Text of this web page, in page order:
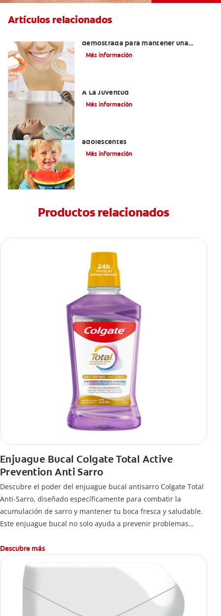
Artículos relacionados
demostrada para mantener una
sonrisa derecha
Más información
A La Juventud
Más información
adolescentes
Más información
Productos relacionados
Enjuague Bucal Colgate Total Active
Prevention Anti Sarro
Descubre el poder del enjuague bucal antisarro Colgate Total
Anti-Sarro, diseñado específicamente para combatir la
acumulación de sarro y mantener tu boca fresca y saludable.
Este enjuague bucal no solo ayuda a prevenir problemas
Descubre más